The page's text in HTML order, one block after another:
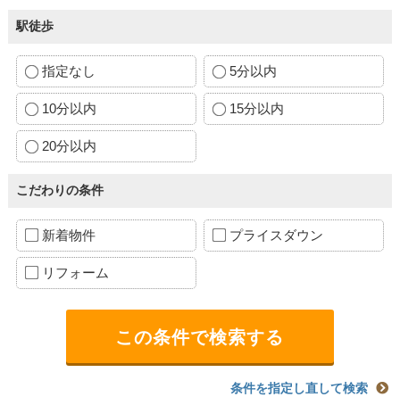
駅徒歩
指定なし 5分以内
10分以内 15分以内
20分以内
こだわりの条件
新着物件 プライスダウン
リフォーム
条件を指定し直して検索